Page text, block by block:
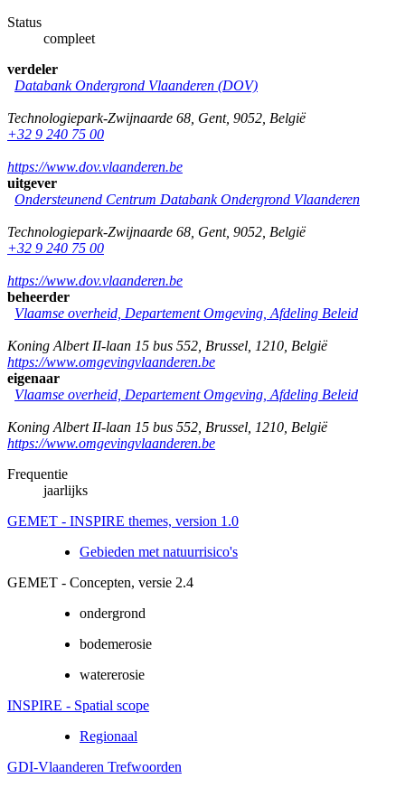
Status
compleet
verdeler
Databank Ondergrond Vlaanderen (DOV)
Technologiepark-Zwijnaarde 68 Gent, 9052 België
+32 9 240 75 00
https://www.dov.vlaanderen.be
uitgever
Ondersteunend Centrum Databank Ondergrond Vlaanderen
Technologiepark-Zwijnaarde 68 Gent, 9052 België
+32 9 240 75 00
https://www.dov.vlaanderen.be
beheerder
Vlaamse overheid, Departement Omgeving, Afdeling Beleid
Koning Albert II-laan 15 bus 552 Brussel 1210 België
https://www.omgevingvlaanderen.be
eigenaar
Vlaamse overheid, Departement Omgeving, Afdeling Beleid
Koning Albert II-laan 15 bus 552 Brussel 1210 België
https://www.omgevingvlaanderen.be
Frequentie
jaarlijks
GEMET - INSPIRE themes, version 1.0
Gebieden met natuurrisico's
GEMET - Concepten, versie 2.4
ondergrond
bodemerosie
watererosie
INSPIRE - Spatial scope
Regionaal
GDI-Vlaanderen Trefwoorden